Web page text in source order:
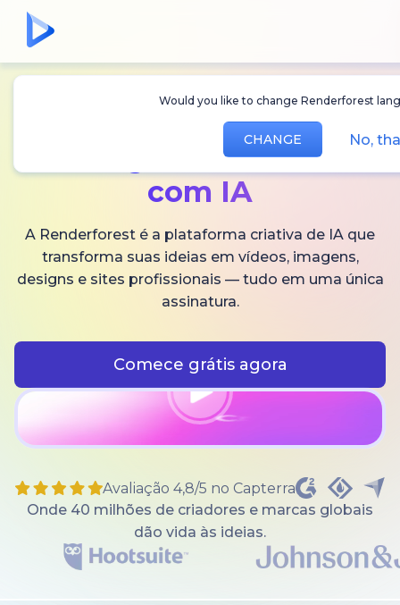
Would you like to change Renderforest
CHANGE No,
vídeos,
e áudios
com IA
A Renderforest é a plataforma criativa de IA que
transforma suas ideias em vídeos, imagens,
designs e sites profissionais — tudo em uma única
assinatura.
Comece grátis agora
Avaliação 4,8/5 no Capterra
Onde 40 milhões de criadores e marcas globais
dão vida às ideias.